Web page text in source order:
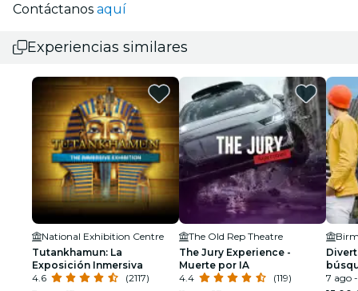
Contáctanos aquí
Experiencias similares
National Exhibition Centre
Tutankhamun: La
Exposición Inmersiva
4.6
(2117)
The Old Rep Theatre
The Jury Experience -
Muerte por IA
4.4
(119)
7 ago